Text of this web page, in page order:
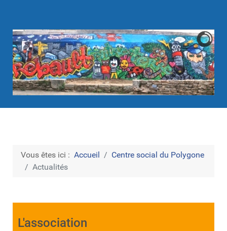
Vous êtes ici : Accueil
Centre social du Polygone
Actualités
L'association